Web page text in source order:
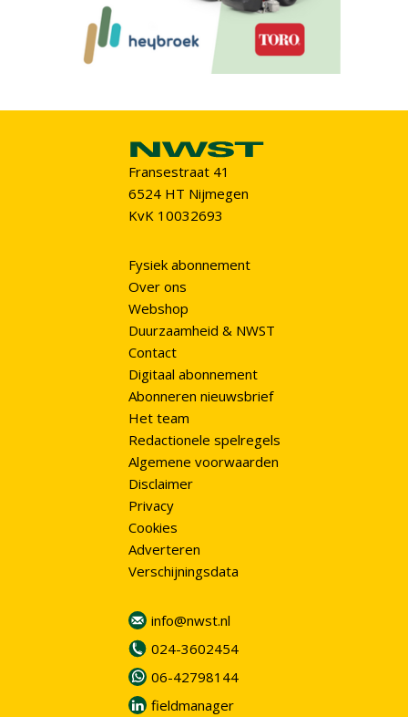
Fransestraat 41
6524 HT Nijmegen
KvK 10032693
Fysiek abonnement
Over ons
Webshop
Duurzaamheid & NWST
Contact
Digitaal abonnement
Abonneren nieuwsbrief
Het team
Redactionele spelregels
Algemene voorwaarden
Disclaimer
Privacy
Cookies
Adverteren
Verschijningsdata
info@nwst.nl
024-3602454
06-42798144
fieldmanager